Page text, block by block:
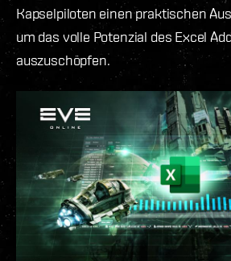
Kapselpiloten einen praktischen
um das volle Potenzial des Excel
auszuschöpfen.